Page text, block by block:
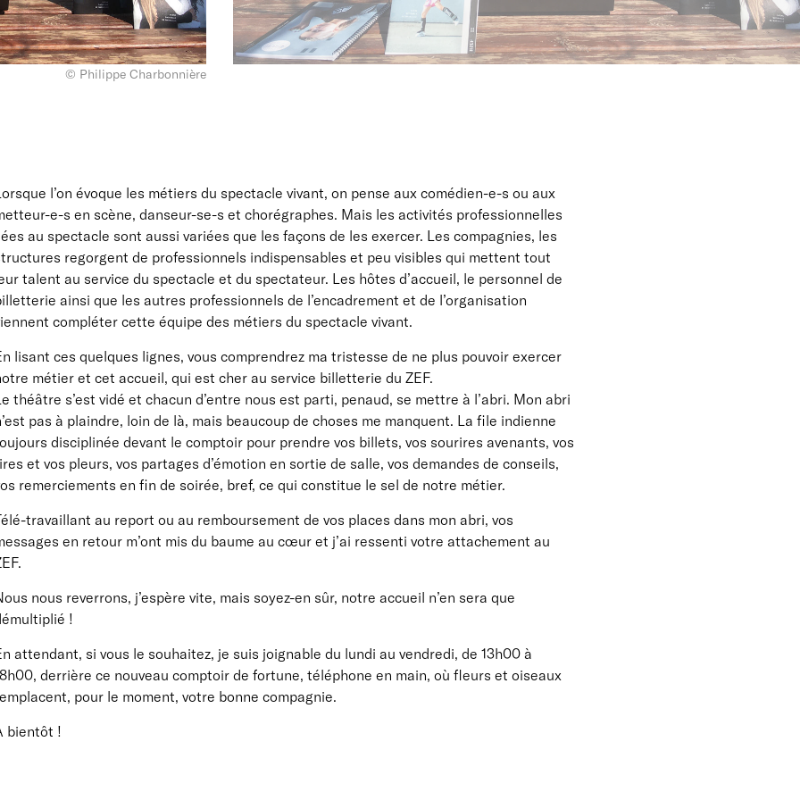
© Philippe Charbonnière
l’on évoque les métiers du spectacle vivant, on pense aux comédien-e-s ou aux
e-s en scène, danseur-se-s et chorégraphes. Mais les activités professionnelles
au spectacle sont aussi variées que les façons de les exercer. Les compagnies, les
regorgent de professionnels indispensables et peu visibles qui mettent tout
talent au service du spectacle et du spectateur. Les hôtes d’accueil, le personnel de
ainsi que les autres professionnels de l’encadrement et de l’organisation
compléter cette équipe des métiers du spectacle vivant.
lisant ces quelques lignes, vous comprendrez ma tristesse de ne plus pouvoir exercer
métier et cet accueil, qui est cher au service billetterie du ZEF.
théâtre s’est vidé et chacun d’entre nous est parti, penaud, se mettre à l’abri. Mon abri
pas à plaindre, loin de là, mais beaucoup de choses me manquent. La file indienne
disciplinée devant le comptoir pour prendre vos billets, vos sourires avenants, vos
et vos pleurs, vos partages d’émotion en sortie de salle, vos demandes de conseils,
remerciements en fin de soirée, bref, ce qui constitue le sel de notre métier.
travaillant au report ou au remboursement de vos places dans mon abri, vos
en retour m’ont mis du baume au cœur et j’ai ressenti votre attachement au
nous reverrons, j’espère vite, mais soyez-en sûr, notre accueil n’en sera que
!
attendant, si vous le souhaitez, je suis joignable du lundi au vendredi, de 13h00 à
derrière ce nouveau comptoir de fortune, téléphone en main, où fleurs et oiseaux
pour le moment, votre bonne compagnie.
bientôt !